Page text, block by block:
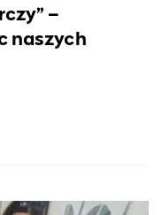
–
naszych